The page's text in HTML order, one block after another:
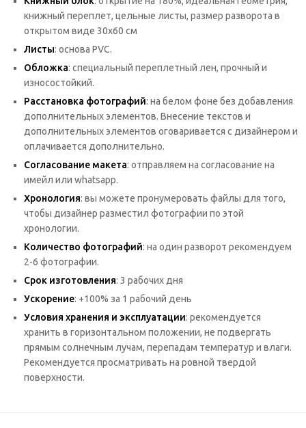
книжный переплет, цельные листы, размер разворота в
открытом виде 30х60 см
Листы: основа PVC.
Обложка: специальный переплетный лен, прочный и
износостойкий.
Расстановка фотографий: на белом фоне без добавления
дополнительных элементов. Внесение текстов и
дополнительных элементов оговаривается с дизайнером и
оплачивается дополнительно.
Согласование макета: отправляем на согласование на
имейл или whatsaрp.
Хронология: вы можете пронумеровать файлы для того,
чтобы дизайнер разместил фотографии по этой
хронологии.
Количество фотографий: на один разворот рекомендуем
2-6 фотографии.
Срок изготовления: 3 рабочих дня
Ускорение: +100% за 1 рабочий день
Условия хранения и эксплуатации: рекомендуется
хранить в горизонтальном положении, не подвергать
прямым солнечным лучам, перепадам температур и влаги.
Рекомендуется просматривать на ровной твердой
поверхности.